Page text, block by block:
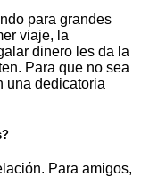
para grandes
viaje, la
dinero les da la
Para que no sea
una dedicatoria
Para amigos,